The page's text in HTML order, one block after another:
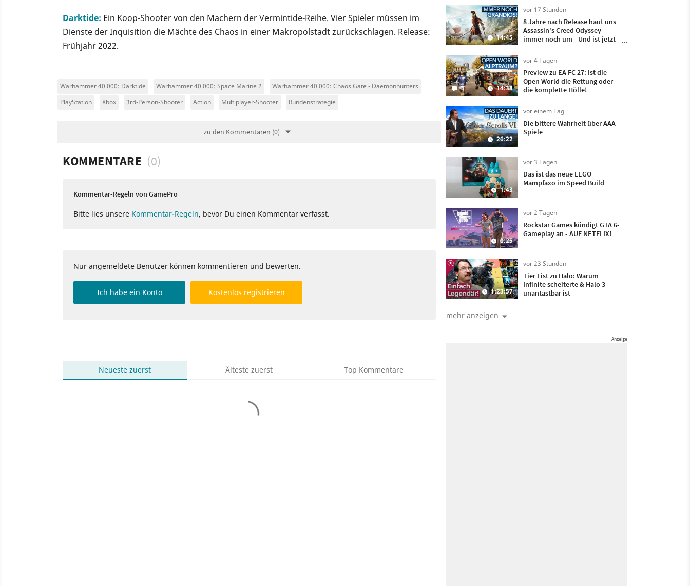
Darktide: Ein Koop-Shooter von den Machern der Vermintide-Reihe. Vier Spieler müssen im
Dienste der Inquisition die Mächte des Chaos in einer Makropolstadt zurückschlagen. Release:
Frühjahr 2022.
Warhammer 40.000: Darktide Warhammer 40.000: Space Marine 2
Warhammer 40.000: Chaos Gate - Daemonhunters
PlayStation
Xbox 3rd-Person-Shooter Action Multiplayer-Shooter Rundenstrategie
zu den Kommentaren (0)
KOMMENTARE (0)
Kommentar-Regeln von GamePro
Bitte lies unsere Kommentar-Regeln, bevor Du einen Kommentar verfasst.
Nur angemeldete Benutzer können kommentieren und bewerten.
Ich habe ein Konto Kostenlos registrieren
Neueste zuerst Älteste zuerst Top Kommentare
14:45
vor 17 Stunden
8 Jahre nach Release haut uns
Assassin's Creed Odyssey
immer noch um - Und ist jetzt
3 14:38
vor 4 Tagen
Preview zu EA FC 27: Ist die
Open World die Rettung oder
die komplette Hölle!
26:22
vor einem Tag
Die bittere Wahrheit über AAA-
Spiele
1:43
vor 3 Tagen
Das ist das neue LEGO
Mampfaxo im Speed Build
0:25
vor 2 Tagen
Rockstar Games kündigt GTA 6-
Gameplay an - AUF NETFLIX!
1:23:57
vor 23 Stunden
Tier List zu Halo: Warum
Infinite scheiterte & Halo 3
unantastbar ist
mehr anzeigen